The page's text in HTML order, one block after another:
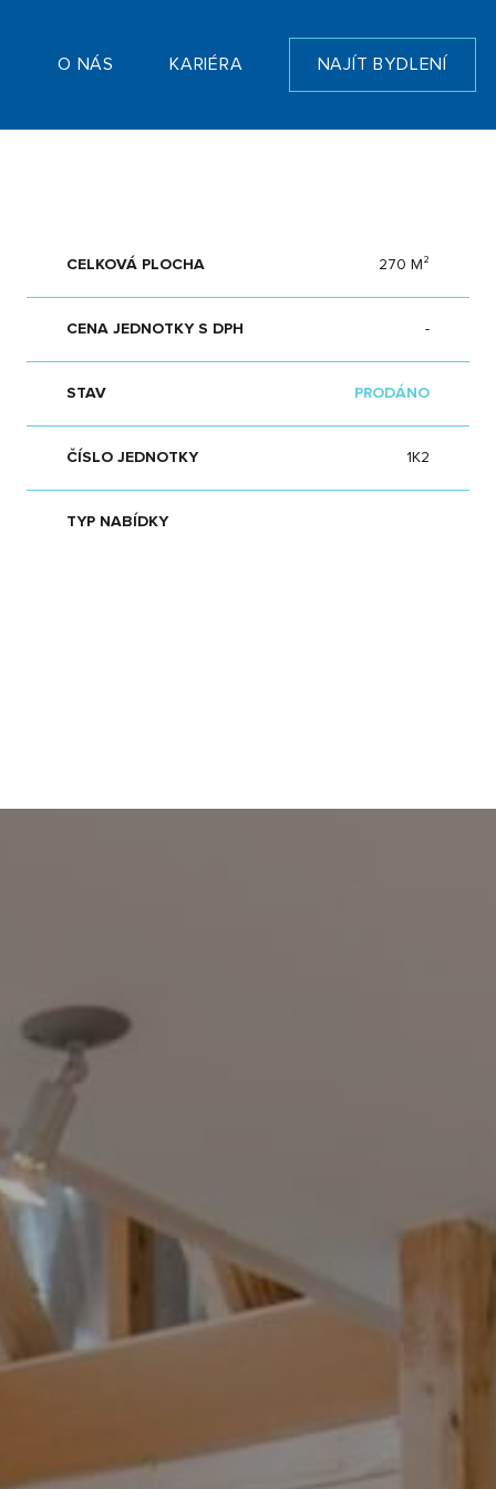
O NÁS KARIÉRA NAJÍT BYDLENÍ
CELKOVÁ PLOCHA 270 M²
CENA JEDNOTKY S DPH -
STAV PRODÁNO
ČÍSLO JEDNOTKY 1K2
TYP NABÍDKY